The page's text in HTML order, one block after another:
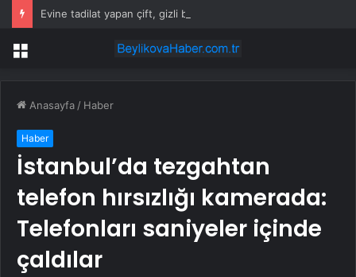
Menü
Anasayfa / Haber
Haber
İstanbul’da tezgahtan
telefon hırsızlığı kamerada:
Telefonları saniyeler içinde
çaldılar